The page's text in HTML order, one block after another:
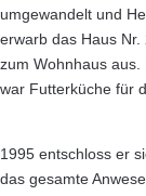
umgewandelt und
erwarb das Haus
zum Wohnhaus aus.
war Futterküche für
1995 entschloss er
das gesamte